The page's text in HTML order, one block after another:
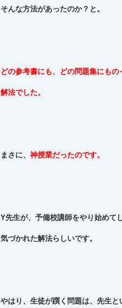
そんな方法があったのか？と。
どの参考書にも、どの問題集にもの
解法でした。
まさに、 神授業だったのです。
Y先生が、予備校講師をやり始めて
気づかれた解法らしいです。
やはり、生徒が躓く問題は、先生と